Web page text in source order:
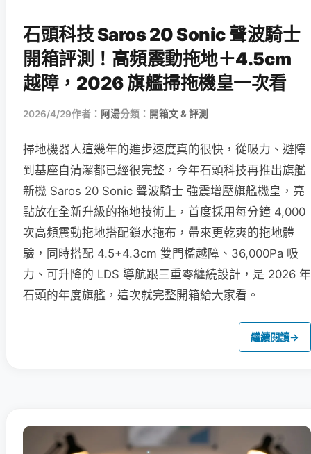
石頭科技 Saros 20 Sonic 聲波騎士
開箱評測！高頻震動拖地＋4.5cm
越障，2026 旗艦掃拖機皇一次看
2026/4/29作者： 阿湯分類： 開箱文 & 評測
掃地機器人這幾年的進步速度真的很快，從吸力、避障
到基座自清潔都已經很完整，今年石頭科技再推出旗艦
新機 Saros 20 Sonic 聲波騎士 強震增壓旗艦機皇，亮
點放在全新升級的拖地技術上，首度採用每分鐘 4,000
次高頻震動拖地搭配鎖水拖布，帶來更乾爽的拖地體
驗，同時搭配 4.5+4.3cm 雙門檻越障、36,000Pa 吸
力、可升降的 LDS 導航跟三重零纏繞設計，是 2026 年
石頭的年度旗艦，這次就完整開箱給大家看。
繼續閱讀→